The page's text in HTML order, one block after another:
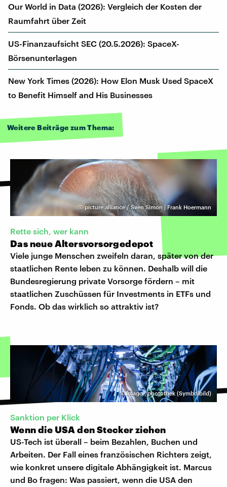
Our World in Data (2026): Vergleich der Kosten der
Raumfahrt über Zeit
US-Finanzaufsicht SEC (20.5.2026): SpaceX-
Börsenunterlagen
New York Times (2026): How Elon Musk Used SpaceX
to Benefit Himself and His Businesses
Weitere Beiträge zum Thema:
©picture alliance / Sven Simon | Frank Hoermann
Rette sich, wer kann
Das neue Altersvorsorgedepot
Viele junge Menschen zweifeln daran, später von der
staatlichen Rente leben zu können. Deshalb will die
Bundesregierung private Vorsorge fördern – mit
staatlichen Zuschüssen für Investments in ETFs und
Fonds. Ob das wirklich so attraktiv ist?
©Imago | photothek (Symbolbild)
Sanktion per Klick
Wenn die USA den Stecker ziehen
US-Tech ist überall – beim Bezahlen, Buchen und
Arbeiten. Der Fall eines französischen Richters zeigt,
wie konkret unsere digitale Abhängigkeit ist. Marcus
und Bo fragen: Was passiert, wenn die USA den